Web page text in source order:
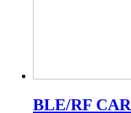
BLE/RF